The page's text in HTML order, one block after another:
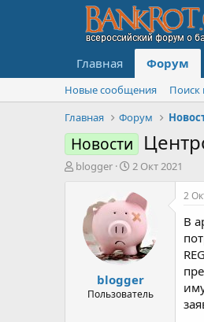
Главная Форум
Новые сообщения
Поиск
Главная
Форум
Новости
А
blogger
Д
т
а
н
а
ч
а
л
а
2 Окт 2021
blogger
Пользователь
2
В